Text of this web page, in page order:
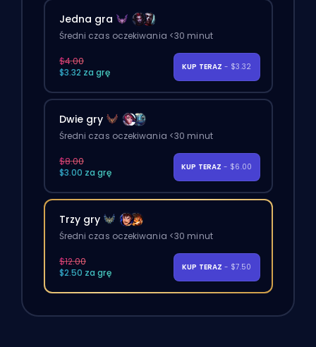
Jedna gra
Średni czas oczekiwania <30 minut
$4.00
$3.32 za grę
KUP TERAZ - $3.32
Dwie gry
Średni czas oczekiwania <30 minut
$8.00
$3.00 za grę
KUP TERAZ - $6.00
Trzy gry
Średni czas oczekiwania <30 minut
$12.00
$2.50 za grę
KUP TERAZ - $7.50